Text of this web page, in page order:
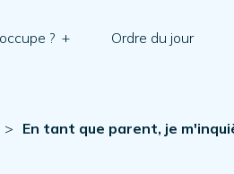
? + Ordre du jour
> En tant que parent, je